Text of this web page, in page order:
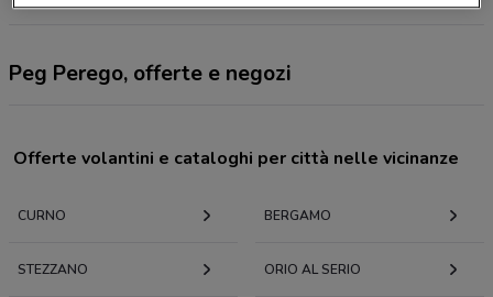
Peg Perego, offerte e negozi
Offerte volantini e cataloghi per città nelle vicinanze
CURNO BERGAMO
STEZZANO ORIO AL SERIO